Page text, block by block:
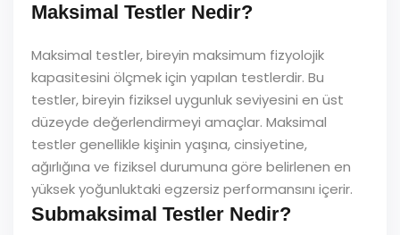
Maksimal Testler Nedir?
Maksimal testler, bireyin maksimum fizyolojik
kapasitesini ölçmek için yapılan testlerdir. Bu
testler, bireyin fiziksel uygunluk seviyesini en üst
düzeyde değerlendirmeyi amaçlar. Maksimal
testler genellikle kişinin yaşına, cinsiyetine,
ağırlığına ve fiziksel durumuna göre belirlenen en
yüksek yoğunluktaki egzersiz performansını içerir.
Submaksimal Testler Nedir?